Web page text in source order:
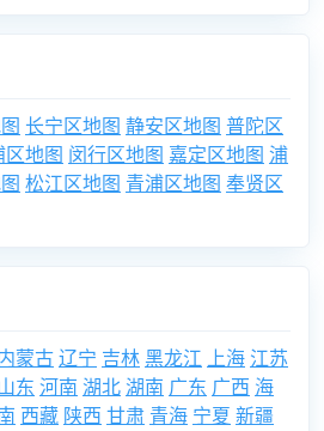
长宁区地图 静安区地图 普陀区
区地图 闵行区地图 嘉定区地图 浦
松江区地图 青浦区地图 奉贤区
蒙古辽宁 吉林黑龙江 上海 江苏
东 河南 湖北湖南 广东 广西 海
西藏 陕西 甘肃 青海 宁夏 新疆